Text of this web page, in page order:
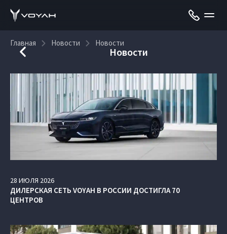
Главная Новости Новости
Новости
28 ИЮЛЯ 2026
ДИЛЕРСКАЯ СЕТЬ VOYAH В РОССИИ ДОСТИГЛА 70
ЦЕНТРОВ